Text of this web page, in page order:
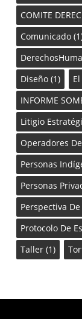
COMITE
Comunicado
Diseño(1)
INFORME
Litigio
Operadores
Personas
Personas
Perspectiva
Protocolo De
Taller(1)